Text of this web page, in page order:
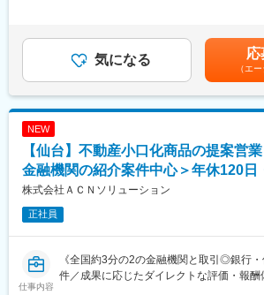
長過程を是非楽しんでください。
・業界未経験者の方もご活躍いただいてお
⇒飲食業、介護職員、住宅営業、建設業の
<インセンティブ制度 >
（）内は年間インセンティブ額
926万円（ 478万円） 入社3年目 37歳
713万円（ 292万円） 入社4年目 36歳
630万円（ 236万円） 入社2年目 51
ど）
・各種学会への参加
＜営業スタイル＞
です。
＜担当エリア＞
東北6県をチームで担当しており、希望や
アを確定します。
群となります。先端に治療機器がついた
して挿入し、病変部を治療します。代表
給与補足＞※上記は、セールスインセンテ
含めた理論年収となります。セールスイン
により算定されます。※具体的な年収金額
を考慮して決定・提示いたします。賃金
であり、選考を通じて上下する可能性が
気になる 応
（エ
NEW
【仙台】不動産小口化商品の提案営
金融機関の紹介案件中心＞年休120日
株式会社ＡＣＮソリューション
正社員
仕事内容
《全国約3分の2の金融機関と取引◎銀行
件／成果に応じたダイレクトな評価・報酬